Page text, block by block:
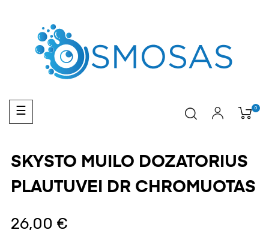
Toggle
navigation
☰ 0
SKYSTO MUILO DOZATORIUS
PLAUTUVEI DR CHROMUOTAS
26,00 €